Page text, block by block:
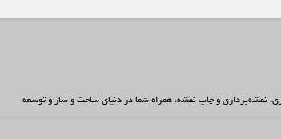
نقشه‌برداری و چاپ نقشه، همراه شما در دنیای ساخت و ساز و توسعه